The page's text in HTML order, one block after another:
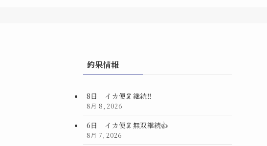
釣果情報
8日 イカ便🦑継続‼️
8月 8, 2026
6日 イカ便🦑無双継続👍
8月 7, 2026